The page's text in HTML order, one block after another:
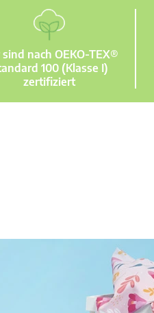
nach OEKO-TEX®
100 (Klasse I)
zertifiziert